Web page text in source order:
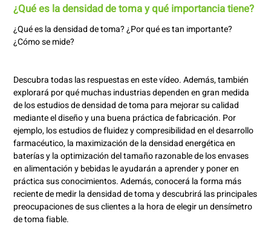
¿Qué es la densidad de toma y qué importancia tiene?
¿Qué es la densidad de toma? ¿Por qué es tan importante?
¿Cómo se mide?
Descubra todas las respuestas en este vídeo. Además, también
explorará por qué muchas industrias dependen en gran medida
de los estudios de densidad de toma para mejorar su calidad
mediante el diseño y una buena práctica de fabricación. Por
ejemplo, los estudios de fluidez y compresibilidad en el desarrollo
farmacéutico, la maximización de la densidad energética en
baterías y la optimización del tamaño razonable de los envases
en alimentación y bebidas le ayudarán a aprender y poner en
práctica sus conocimientos. Además, conocerá la forma más
reciente de medir la densidad de toma y descubrirá las principales
preocupaciones de sus clientes a la hora de elegir un densímetro
de toma fiable.